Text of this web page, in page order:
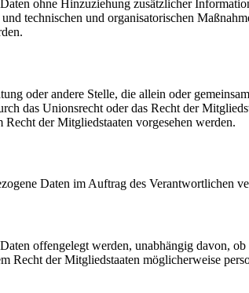
ohne Hinzuziehung zusätzlicher
technischen und organisatorischen
oder andere Stelle, die allein oder
das Unionsrecht oder das Recht der
der Mitgliedstaaten vorgesehen werden.
Daten im Auftrag des Verantwortlichen
offengelegt werden, unabhängig davon,
der Mitgliedstaaten möglicherweise